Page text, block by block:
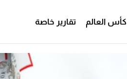
كأس العالم تقارير خاصة